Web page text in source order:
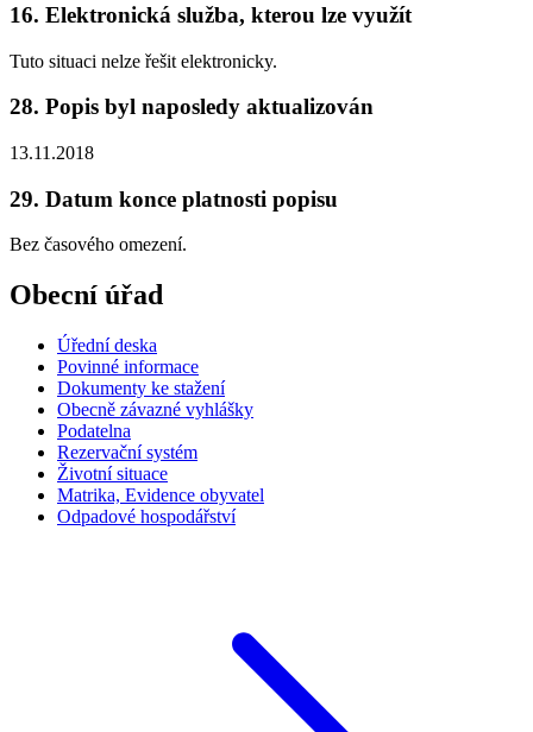
16. Elektronická služba, kterou lze využít
Tuto situaci nelze řešit elektronicky.
28. Popis byl naposledy aktualizován
13.11.2018
29. Datum konce platnosti popisu
Bez časového omezení.
Obecní úřad
Úřední deska
Povinné informace
Dokumenty ke stažení
Obecně závazné vyhlášky
Podatelna
Rezervační systém
Životní situace
Matrika, Evidence obyvatel
Odpadové hospodářství